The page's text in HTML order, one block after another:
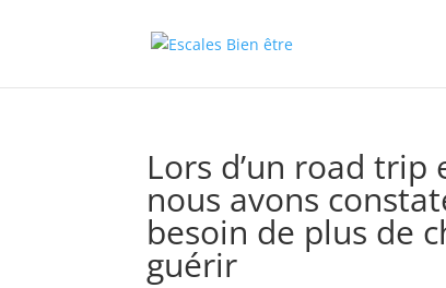
Lors d’un road
nous avons
besoin de plus de
guérir